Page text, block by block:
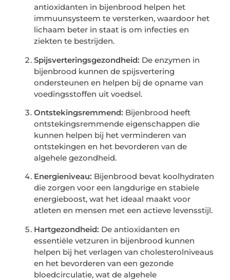
antioxidanten in bijenbrood helpen het
immuunsysteem te versterken, waardoor het
lichaam beter in staat is om infecties en
ziekten te bestrijden.
Spijsverteringsgezondheid: De enzymen in
bijenbrood kunnen de spijsvertering
ondersteunen en helpen bij de opname van
voedingsstoffen uit voedsel.
Ontstekingsremmend: Bijenbrood heeft
ontstekingsremmende eigenschappen die
kunnen helpen bij het verminderen van
ontstekingen en het bevorderen van de
algehele gezondheid.
Energieniveau: Bijenbrood bevat koolhydraten
die zorgen voor een langdurige en stabiele
energieboost, wat het ideaal maakt voor
atleten en mensen met een actieve levensstijl.
Hartgezondheid: De antioxidanten en
essentiële vetzuren in bijenbrood kunnen
helpen bij het verlagen van cholesterolniveaus
en het bevorderen van een gezonde
bloedcirculatie, wat de algehele